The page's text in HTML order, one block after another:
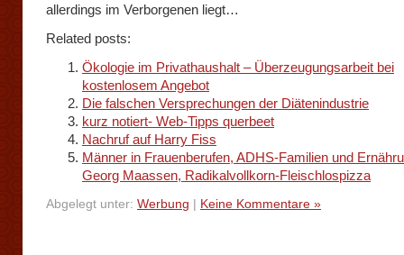
allerdings im Verborgenen liegt…
Related posts:
Ökologie im Privathaushalt – Überzeugungsarbeit bei
kostenlosem Angebot
Die falschen Versprechungen der Diätenindustrie
kurz notiert- Web-Tipps querbeet
Nachruf auf Harry Fiss
Männer in Frauenberufen, ADHS-Familien und
Georg Maassen, Radikalvollkorn-Fleischlospizza
Abgelegt unter: Werbung Keine Kommentare »